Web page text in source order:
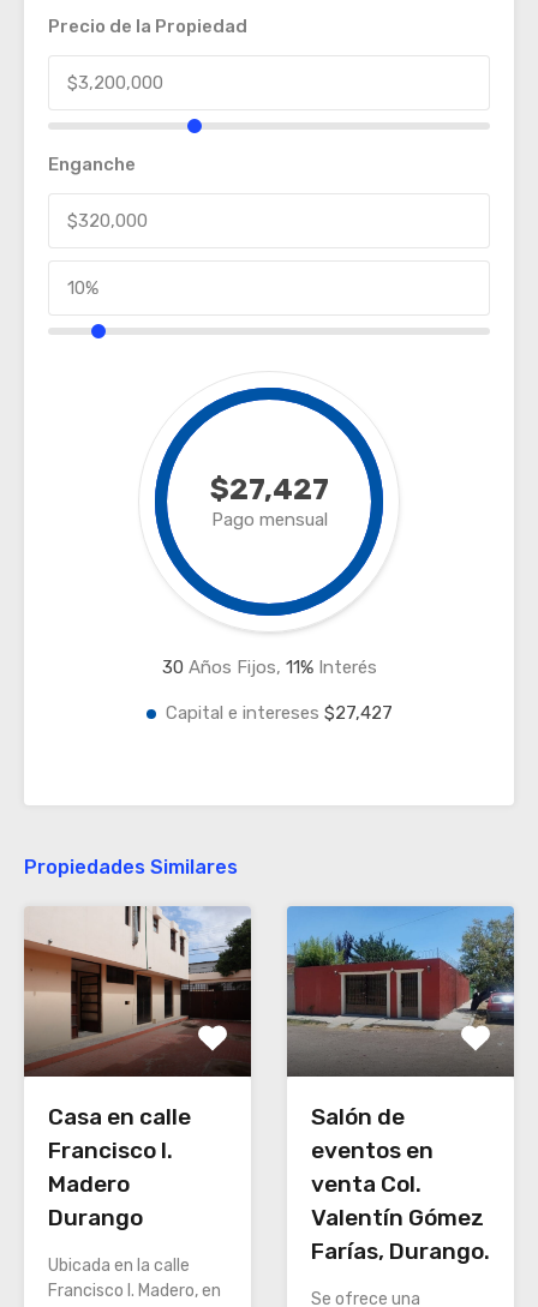
Precio de la Propiedad
Enganche
$27,427
Pago mensual
30 Años Fijos, 11%Interés
Capital e intereses $27,427
Propiedades Similares
Casa en calle
Francisco I.
Madero
Durango
Ubicada en la calle
Francisco I. Madero, en
Salón de
eventos en
venta Col.
Valentín Gómez
Farías, Durango.
Se ofrece una